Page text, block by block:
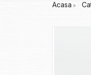
Acasa